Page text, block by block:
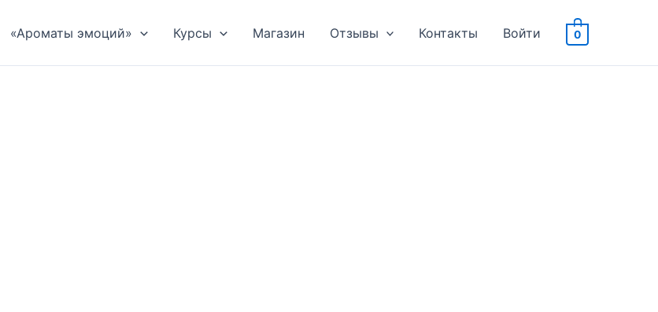
«Ароматы эмоций» Курсы Магазин Отзывы Контакты Войти 0